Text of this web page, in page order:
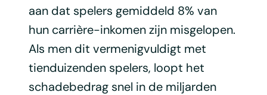
aan dat spelers gemiddeld 8% van
hun carrière-inkomen zijn misgelopen.
Als men dit vermenigvuldigt met
tienduizenden spelers, loopt het
schadebedrag snel in de miljarden